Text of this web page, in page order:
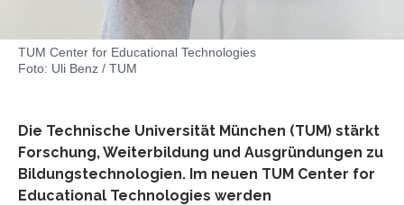
TUM Center for Educational Technologies
Foto: Uli Benz / TUM
Die Technische Universität München (TUM) stärkt
Forschung, Weiterbildung und Ausgründungen zu
Bildungstechnologien. Im neuen TUM Center for
Educational Technologies werden